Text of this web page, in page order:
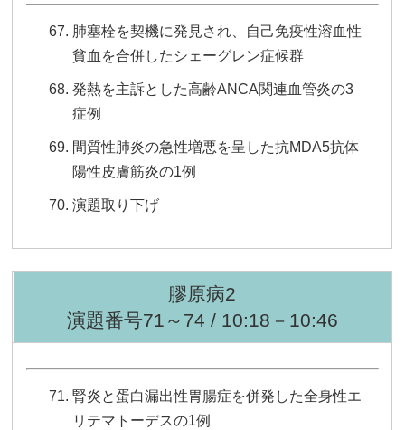
肺塞栓を契機に発見され、自己免疫性溶血性
貧血を合併したシェーグレン症候群
発熱を主訴とした高齢ANCA関連血管炎の3
症例
間質性肺炎の急性増悪を呈した抗MDA5抗体
陽性皮膚筋炎の1例
演題取り下げ
膠原病2
演題番号71～74 / 10:18－10:46
腎炎と蛋白漏出性胃腸症を併発した全身性エ
リテマトーデスの1例